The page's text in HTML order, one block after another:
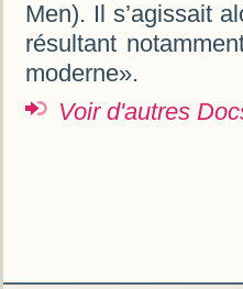
Men). Il s’agissait
résultant
moderne».
Voir d'autres